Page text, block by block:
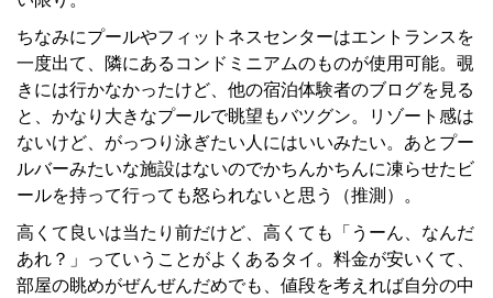
ちなみにプールやフィットネスセンターはエントランスを
一度出て、隣にあるコンドミニアムのものが使用可能。覗
きには行かなかったけど、他の宿泊体験者のブログを見る
と、かなり大きなプールで眺望もバツグン。リゾート感は
ないけど、がっつり泳ぎたい人にはいいみたい。あとプー
ルバーみたいな施設はないのでかちんかちんに凍らせたビ
ールを持って行っても怒られないと思う（推測）。
高くて良いは当たり前だけど、高くても「うーん、なんだ
あれ？」っていうことがよくあるタイ。料金が安いくて、
部屋の眺めがぜんぜんだめでも、値段を考えれば自分の中